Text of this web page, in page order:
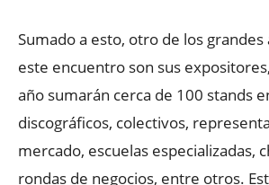
Sumado a esto, otro de los
este encuentro son sus
año sumarán cerca de 100 stands
discográficos, colectivos,
mercado, escuelas especializadas,
rondas de negocios, entre otros.